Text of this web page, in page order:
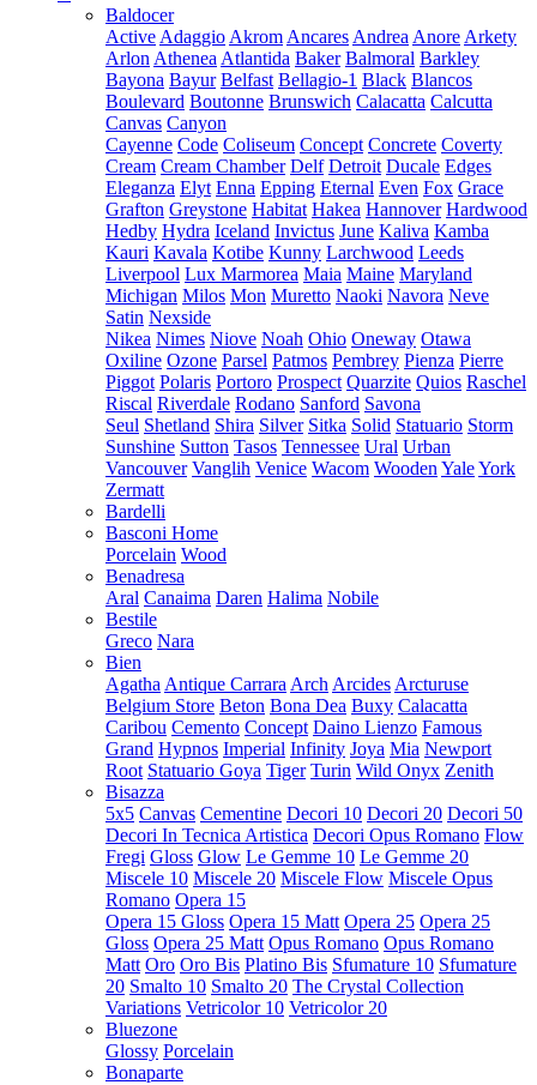
Baldocer
Active Adaggio Akrom Ancares Andrea Anore Arkety
Arlon Athenea Atlantida Baker Balmoral Barkley
Bayona Bayur Belfast Bellagio-1 Black Blancos
Boulevard Boutonne Brunswich Calacatta Calcutta
Canvas Canyon
Cayenne Code Coliseum Concept Concrete Coverty
Cream Cream Chamber Delf Detroit Ducale Edges
Eleganza Elyt Enna Epping Eternal Even Fox Grace
Grafton Greystone Habitat Hakea Hannover Hardwood
Hedby Hydra Iceland Invictus June Kaliva Kamba
Kauri Kavala Kotibe Kunny Larchwood Leeds
Liverpool Lux Marmorea Maia Maine Maryland
Michigan Milos Mon Muretto Naoki Navora Neve
Satin Nexside
Nikea Nimes Niove Noah Ohio Oneway Otawa
Oxiline Ozone Parsel Patmos Pembrey Pienza Pierre
Piggot Polaris Portoro Prospect Quarzite Quios Raschel
Riscal Riverdale Rodano Sanford Savona
Seul Shetland Shira Silver Sitka Solid Statuario Storm
Sunshine Sutton Tasos Tennessee Ural Urban
Vancouver Vanglih Venice Wacom Wooden YaleYork
Zermatt
Bardelli
Basconi Home
Porcelain Wood
Benadresa
Aral Canaima Daren Halima Nobile
Bestile
Greco Nara
Bien
Agatha Antique Carrara Arch Arcides Arcturuse
Belgium Store Beton Bona Dea Buxy Calacatta
Caribou Cemento Concept Daino Lienzo Famous
Grand Hypnos Imperial Infinity Joya Mia Newport
Root Statuario Goya Tiger Turin Wild Onyx Zenith
Bisazza
5x5 Canvas Cementine Decori 10 Decori 20 Decori 50
Decori In Tecnica Artistica Decori Opus Romano Flow
Fregi Gloss Glow Le Gemme 10 Le Gemme 20
Miscele 10 Miscele 20 Miscele Flow Miscele Opus
Romano Opera 15
Opera 15 Gloss Opera 15 Matt Opera 25 Opera 25
Gloss Opera 25 Matt Opus Romano Opus Romano
Matt Oro Oro Bis Platino Bis Sfumature 10 Sfumature
20 Smalto 10 Smalto 20 The Crystal Collection
Variations Vetricolor 10 Vetricolor 20
Bluezone
Glossy Porcelain
Bonaparte